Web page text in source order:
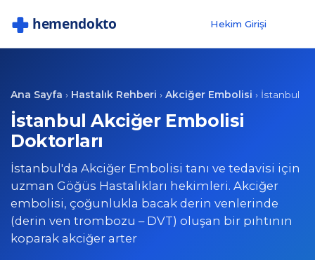
Hekim Girişi
Ana Sayfa › Hastalık Rehberi › Akciğer Embolisi › İstanbul
İstanbul Akciğer Embolisi
Doktorları
İstanbul'da Akciğer Embolisi tanı ve tedavisi için
uzman Göğüs Hastalıkları hekimleri. Akciğer
embolisi, çoğunlukla bacak derin venlerinde
(derin ven trombozu – DVT) oluşan bir pıhtının
koparak akciğer arter